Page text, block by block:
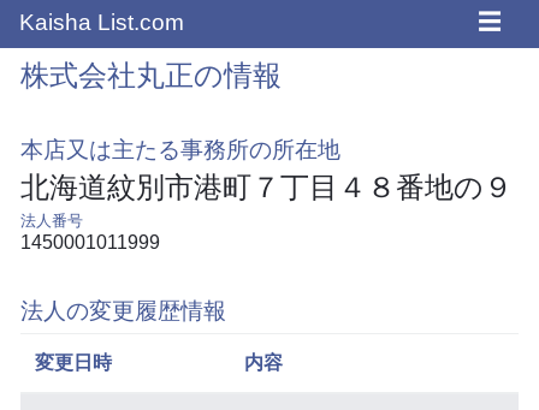
Kaisha List.com ☰
株式会社丸正の情報
本店又は主たる事務所の所在地
北海道紋別市港町７丁目４８番地の９
法人番号
1450001011999
法人の変更履歴情報
変更日時 内容